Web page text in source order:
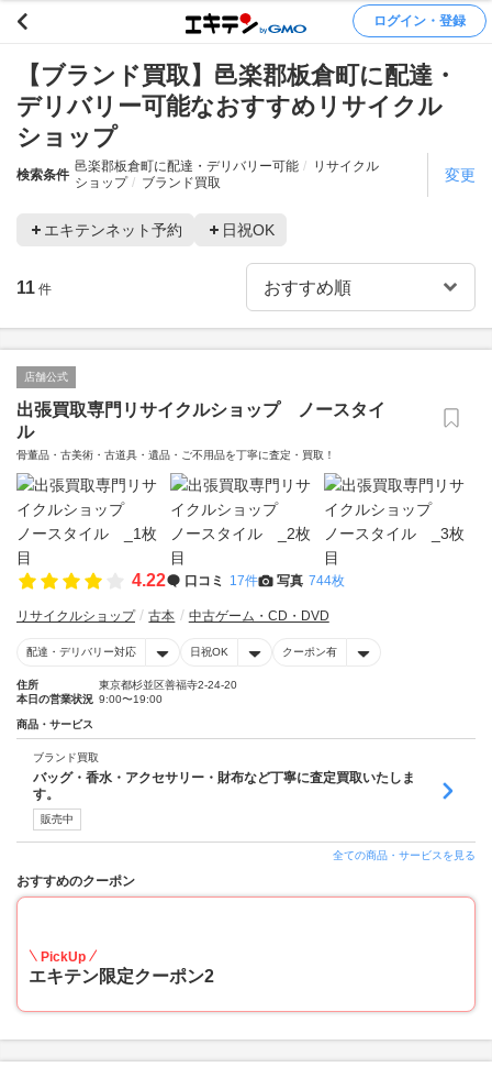
ログイン・登録
【ブランド買取】邑楽郡板倉町に配達・
デリバリー可能なおすすめリサイクル
ショップ
検索条件
邑楽郡板倉町に配達・デリバリー可能
リサイクル
ショップ
ブランド買取 変更
エキテンネット予約 日祝OK
11 件
店舗公式
出張買取専門リサイクルショップ ノースタイ
ル
骨董品・古美術・古道具・遺品・ご不用品を丁寧に査定・買取！
4.22 口コミ 17件 写真 744枚
リサイクルショップ 古本 中古ゲーム・CD・DVD
配達・デリバリー対応 日祝OK クーポン有
住所
東京都杉並区善福寺2-24-20
本日の営業状況 9:00〜19:00
商品・サービス
ブランド買取
バッグ・香水・アクセサリー・財布など丁寧に査定買取いたしま
す。
販売中
全ての商品・サービスを見る
おすすめのクーポン
PickUp
エキテン限定クーポン2